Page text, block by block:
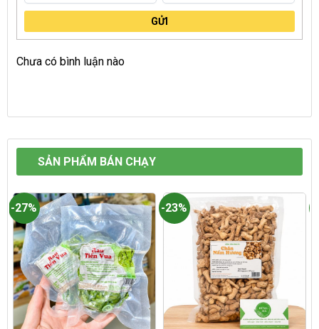
GỬI
Chưa có bình luận nào
SẢN PHẨM BÁN CHẠY
-27% -23%